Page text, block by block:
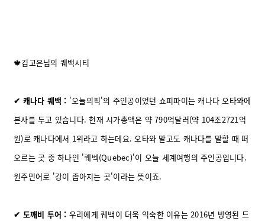
🍁김고은님의 퀘백시티
✔ 캐나다 퀘백 : '오늘의픽'의 주인공이었던 쇼피파이는 캐나다 오타와에
본사를 두고 있습니다. 현재 시가총액은 약 790억달러(약 104조2721억
원)로 캐나다에서 1위라고 하는데요. 오타와 말고도 캐나다를 말할 때 떠
오르는 곳 중 하나인 '퀘벡(Quebec)'이 오늘 세계여행의 주인공입니다.
원주민어로 '강이 좁아지는 곳'이라는 뜻이죠.
✔ 도깨비 투어 : 우리에게 퀘백이 더욱 익숙한 이유는 2016년 방영된 드